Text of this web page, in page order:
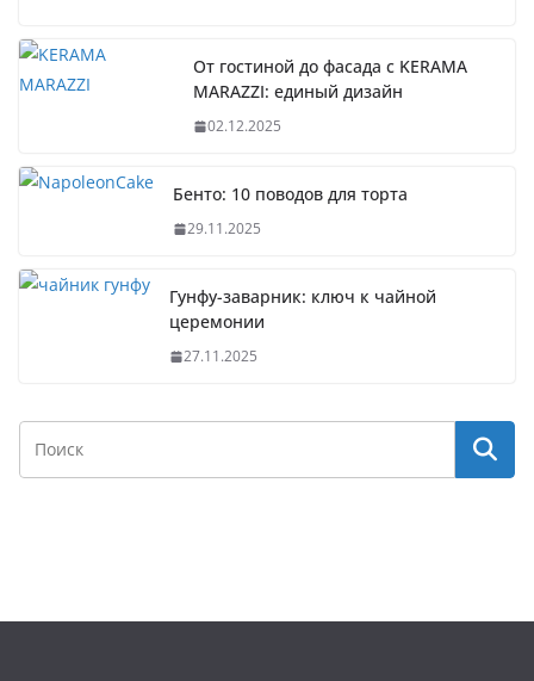
От гостиной до фасада с KERAMA
MARAZZI: единый дизайн
02.12.2025
Бенто: 10 поводов для торта
29.11.2025
Гунфу-заварник: ключ к чайной
церемонии
27.11.2025